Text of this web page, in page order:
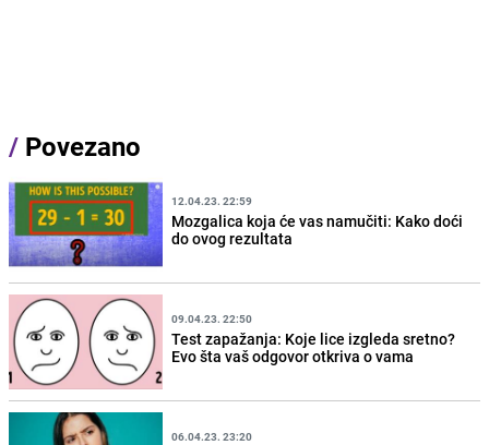
/ Povezano
12.04.23. 22:59
Mozgalica koja će vas namučiti: Kako doći
do ovog rezultata
09.04.23. 22:50
Test zapažanja: Koje lice izgleda sretno?
Evo šta vaš odgovor otkriva o vama
06.04.23. 23:20